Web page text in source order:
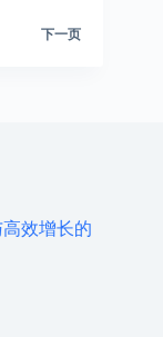
下一页
效增长的